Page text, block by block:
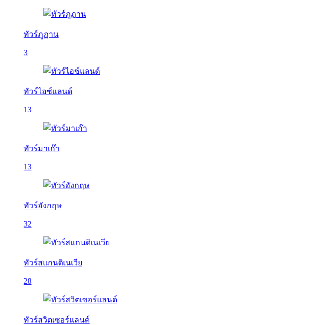
ทัวร์ภูฏาน
3
ทัวร์ไอซ์แลนด์
13
ทัวร์มาเก๊า
13
ทัวร์อังกฤษ
32
ทัวร์สแกนดิเนเวีย
28
ทัวร์สวิตเซอร์แลนด์